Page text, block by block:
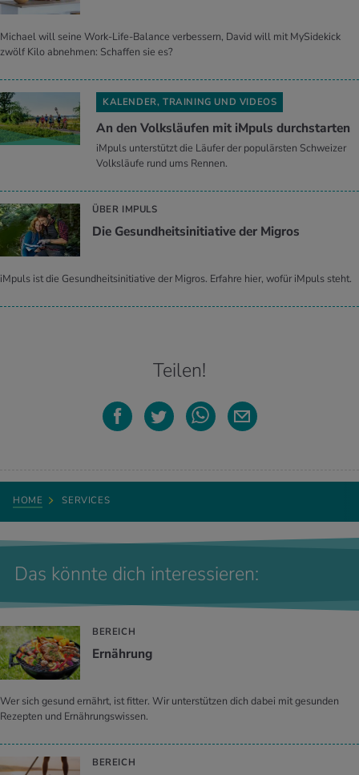
Michael will seine Work-Life-Balance verbessern, David will mit MySidekick
zwölf Kilo abnehmen: Schaffen sie es?
KALENDER, TRAINING UND VIDEOS
An den Volks­läu­fen mit iM­puls durch­star­ten
iMpuls unterstützt die Läufer der populärsten Schweizer
Volksläufe rund ums Rennen.
ÜBER IMPULS
Die Ge­sund­heits­in­itia­ti­ve der Mi­gros
iMpuls ist die Gesundheitsinitiative der Migros. Erfahre hier, wofür iMpuls steht.
Teilen!
HOME SERVICES
Das könnte dich interessieren:
BEREICH
Er­näh­rung
Wer sich gesund ernährt, ist fitter. Wir unterstützen dich dabei mit gesunden
Rezepten und Ernährungswissen.
BEREICH